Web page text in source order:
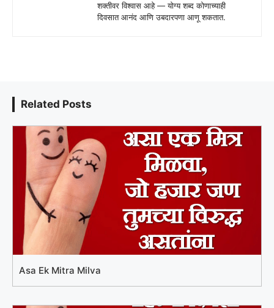
शक्तीवर विश्वास आहे — योग्य शब्द कोणाच्याही
दिवसात आनंद आणि उबदारपणा आणू शकतात.
Related Posts
Asa Ek Mitra Milva